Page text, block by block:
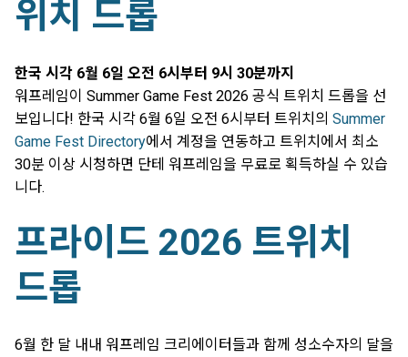
위치 드롭
한국 시각 6월 6일 오전 6시부터 9시 30분까지
워프레임이 Summer Game Fest 2026 공식 트위치 드롭을 선
보입니다! 한국 시각 6월 6일 오전 6시부터 트위치의 Summer
Game Fest Directory에서 계정을 연동하고 트위치에서 최소
30분 이상 시청하면 단테 워프레임을 무료로 획득하실 수 있습
니다.
프라이드 2026 트위치
드롭
6월 한 달 내내 워프레임 크리에이터들과 함께 성소수자의 달을